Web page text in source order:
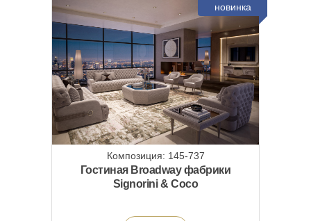
новинка
Композиция: 145-737
Гостиная Broadway фабрики
Signorini & Coco